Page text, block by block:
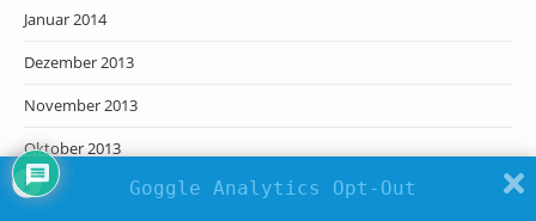
Januar 2014
Dezember 2013
November 2013
Oktober 2013
September 2013Goggle Analytics Opt-Out